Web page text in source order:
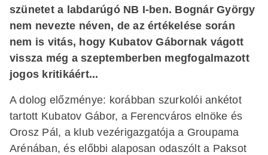
szünetet a labdarúgó NB I-ben. Bognár György
nem nevezte néven, de az értékelése során
nem is vitás, hogy Kubatov Gábornak vágott
vissza még a szeptemberben megfogalmazott
jogos kritikáért...
A dolog előzménye: korábban szurkolói ankétot
tartott Kubatov Gábor, a Ferencváros elnöke és
Orosz Pál, a klub vezérigazgatója a Groupama
Arénában, és előbbi alaposan odaszólt a Paksot